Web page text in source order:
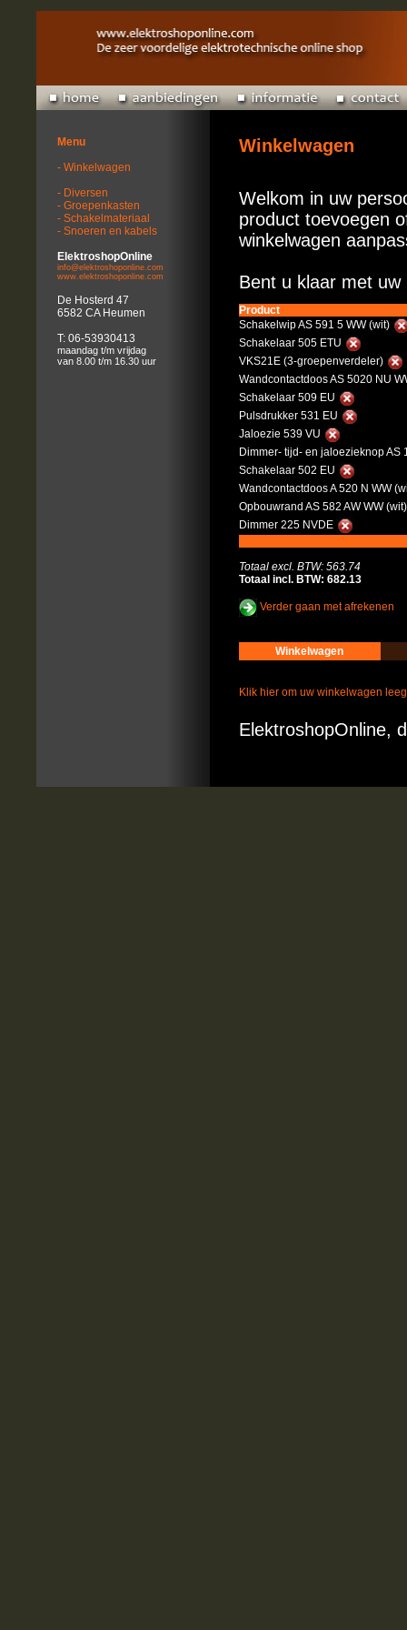
Menu
- Winkelwagen
- Diversen
- Groepenkasten
- Schakelmateriaal
- Snoeren en kabels
ElektroshopOnline
info@elektroshoponline.com
www.elektroshoponline.com
De Hosterd 47
6582 CA Heumen
T: 06-53930413
maandag t/m vrijdag
van 8.00 t/m 16.30 uur
Winkelwagen
Welkom in uw
product toevoegen
winkelwagen
Bent u klaar met
Product
Schakelwip AS 591 5 WW (wit)
Schakelaar 505 ETU
VKS21E (3-groepenverdeler)
Wandcontactdoos AS 5020 NU
Schakelaar 509 EU
Pulsdrukker 531 EU
Jaloezie 539 VU
Dimmer- tijd- en jaloezieknop AS
Schakelaar 502 EU
Wandcontactdoos A 520 N WW
Opbouwrand AS 582 AW WW
Dimmer 225 NVDE
Totaal excl. BTW: 563.74
Totaal incl. BTW: 682.13
Verder gaan met afrekenen
Winkelwagen
Klik hier om uw winkelwagen
ElektroshopOnline,